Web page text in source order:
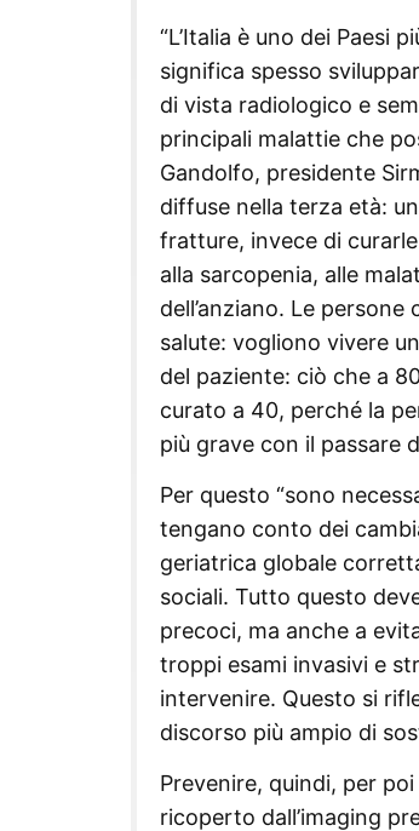
“L’Italia è uno dei Paesi
significa spesso
di vista radiologico e
principali malattie che
Gandolfo, presidente
diffuse nella terza età:
fratture, invece di
alla sarcopenia, alle
dell’anziano. Le
salute: vogliono vivere
del paziente: ciò che a
curato a 40, perché la
più grave con il passare
Per questo “sono
tengano conto dei
geriatrica globale
sociali. Tutto questo
precoci, ma anche a
troppi esami invasivi e
intervenire. Questo si
discorso più ampio di
Prevenire, quindi, per
ricoperto dall’imaging